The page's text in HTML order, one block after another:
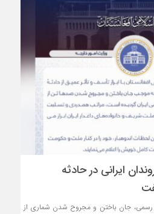
ایرانی در حادثه
رسمی، جان باختن و مجروح شدن شماری از